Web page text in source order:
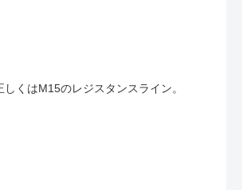
くはM15のレジスタンスライン。